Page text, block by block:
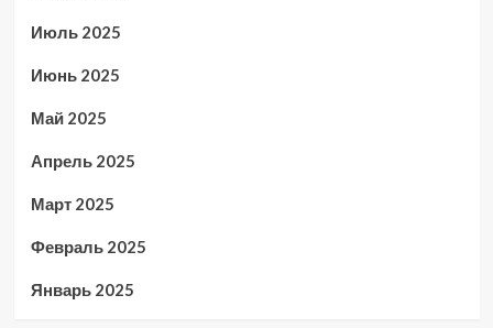
Июль 2025
Июнь 2025
Май 2025
Апрель 2025
Март 2025
Февраль 2025
Январь 2025